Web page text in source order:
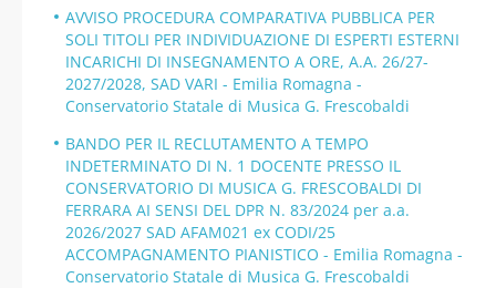
AVVISO PROCEDURA COMPARATIVA PUBBLICA PER
SOLI TITOLI PER INDIVIDUAZIONE DI ESPERTI ESTERNI
INCARICHI DI INSEGNAMENTO A ORE, A.A. 26/27-
2027/2028, SAD VARI - Emilia Romagna -
Conservatorio Statale di Musica G. Frescobaldi
BANDO PER IL RECLUTAMENTO A TEMPO
INDETERMINATO DI N. 1 DOCENTE PRESSO IL
CONSERVATORIO DI MUSICA G. FRESCOBALDI DI
FERRARA AI SENSI DEL DPR N. 83/2024 per a.a.
2026/2027 SAD AFAM021 ex CODI/25
ACCOMPAGNAMENTO PIANISTICO - Emilia Romagna -
Conservatorio Statale di Musica G. Frescobaldi